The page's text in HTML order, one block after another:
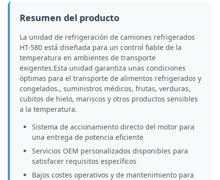
Resumen del producto
La unidad de refrigeración de camiones refrigerados
HT-580 está diseñada para un control fiable de la
temperatura en ambientes de transporte
exigentes.Esta unidad garantiza unas condiciones
óptimas para el transporte de alimentos refrigerados y
congelados., suministros médicos, frutas, verduras,
cubitos de hielo, mariscos y otros productos sensibles
a la temperatura.
Sistema de accionamiento directo del motor para
una entrega de potencia eficiente
Servicios OEM personalizados disponibles para
satisfacer requisitos específicos
Bajos costes operativos y de mantenimiento para